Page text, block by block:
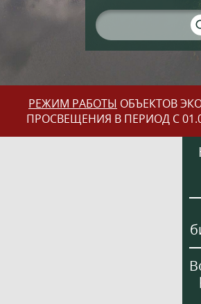
РЕЖИМ РАБОТЫ ОБЪЕКТОВ
ПРОСВЕЩЕНИЯ В ПЕРИОД С